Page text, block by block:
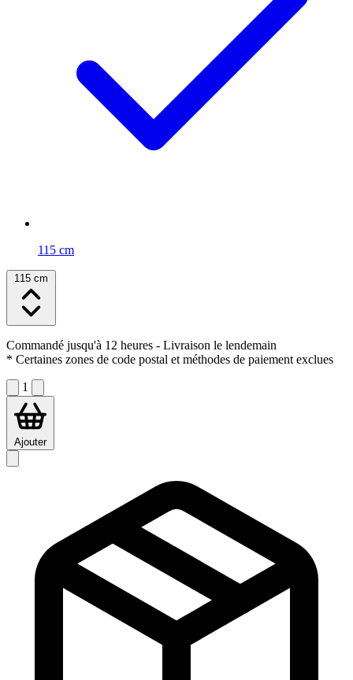
115 cm
115 cm
Commandé jusqu'à 12 heures - Livraison le lendemain
* Certaines zones de code postal et méthodes de paiement exclues
1
Ajouter